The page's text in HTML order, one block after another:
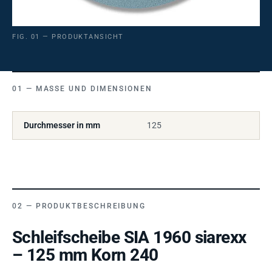
FIG. 01 — PRODUKTANSICHT
MASSE UND DIMENSIONEN
Durchmesser in mm 125
PRODUKTBESCHREIBUNG
Schleifscheibe SIA 1960 siarexx
– 125 mm Korn 240